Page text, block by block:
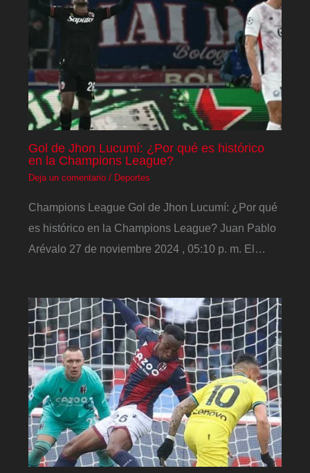
Gol de Jhon Lucumí: ¿Por qué es histórico
en la Champions League?
Deja un comentario / Deportes
Champions League Gol de Jhon Lucumí: ¿Por qué
es histórico en la Champions League? Juan Pablo
Arévalo 27 de noviembre 2024 , 05:10 p. m. El…